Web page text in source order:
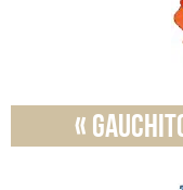
«